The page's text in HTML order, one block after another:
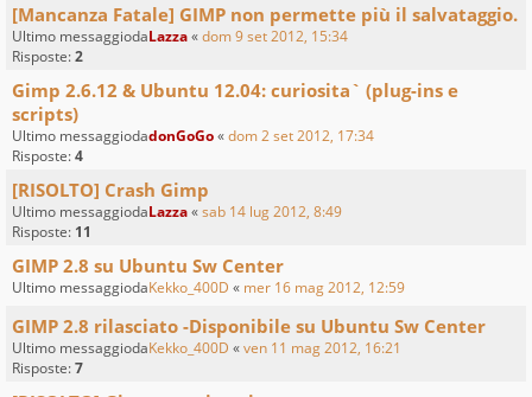
[Mancanza Fatale] GIMP non permette più il salvataggio.
Ultimo messaggiodaLazza«dom 9 set 2012, 15:34
Risposte:2
Gimp 2.6.12 & Ubuntu 12.04: curiosita` (plug-ins e
scripts)
Ultimo messaggiodadonGoGo«dom 2 set 2012, 17:34
Risposte:4
[RISOLTO] Crash Gimp
Ultimo messaggiodaLazza«sab 14 lug 2012, 8:49
Risposte: 11
GIMP 2.8 su Ubuntu Sw Center
Ultimo messaggiodaKekko_400D « mer 16 mag 2012, 12:59
GIMP 2.8 rilasciato -Disponibile su Ubuntu Sw Center
Ultimo messaggiodaKekko_400D «ven 11 mag 2012, 16:21
Risposte:7